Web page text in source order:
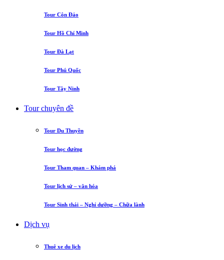
Tour Côn Đảo
Tour Hồ Chí Minh
Tour Đà Lạt
Tour Phú Quốc
Tour Tây Ninh
Tour chuyên đề
Tour Du Thuyền
Tour học đường
Tour Tham quan – Khám phá
Tour lịch sử – văn hóa
Tour Sinh thái – Nghỉ dưỡng – Chữa lành
Dịch vụ
Thuê xe du lịch